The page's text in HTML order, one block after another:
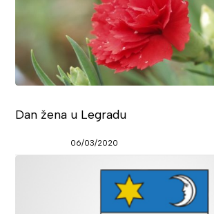
Dan žena u Legradu
06/03/2020